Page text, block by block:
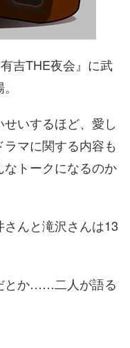
吉THE夜会』に武
いするほど、愛し
マに関する内容も
トークになるのか
んと滝沢さんは13
とか……二人が語る